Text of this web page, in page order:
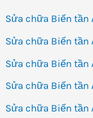
Sửa chữa Biến tần
Sửa chữa Biến tần
Sửa chữa Biến tần
Sửa chữa Biến tần
Sửa chữa Biến tần